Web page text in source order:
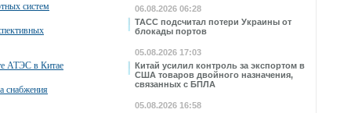
06.08.2026 06:28
ТАСС подсчитал потери Украины от
блокады портов
05.08.2026 17:03
Китай усилил контроль за экспортом в
США товаров двойного назначения,
связанных с БПЛА
05.08.2026 16:58
систем
АТЭС в Китае
снабжения